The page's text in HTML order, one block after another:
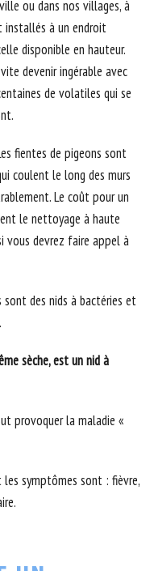
ou dans nos villages, à
installés à un endroit
disponible en hauteur.
devenir ingérable avec
de volatiles qui se
fientes de pigeons sont
coulent le long des murs
Le coût pour un
le nettoyage à haute
vous devrez faire appel à
sont des nids à bactéries et
sèche, est un nid à
provoquer la maladie «
les symptômes sont : fièvre,